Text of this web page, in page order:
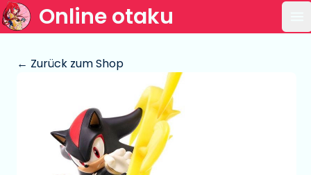
Online otaku
← Zurück zum Shop